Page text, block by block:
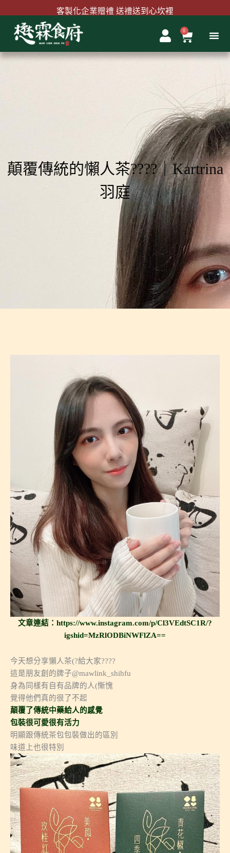
至
內
客製化企業贈禮 送禮送到心坎裡
首購結帳輸入『MAWLINK100』現折100元
0
購
物
籃
顛覆傳統的懶人茶????｜Kartrina
羽庭
文章連結：https://www.instagram.com/p/Cl3VEdtSC1R/?
igshid=MzRlODBiNWFlZA==
今天想分享懶人茶(?給大家????
這是朋友創的牌子@mawlink_shihfu
身為同樣有自有品牌的人(慚愧
覺得他們真的很了不起
顛覆了傳統中藥給人的感覺
包裝很可愛很有活力
明顯跟傳統茶包包裝做出的區別
味道上也很特別